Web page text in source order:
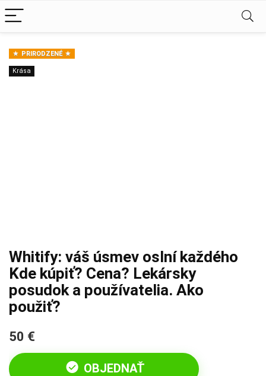
PRIRODZENÉ
Krása
Whitify: váš úsmev oslní každého
Kde kúpiť? Cena? Lekársky
posudok a používatelia. Ako
použiť?
50 €
OBJEDNAŤ